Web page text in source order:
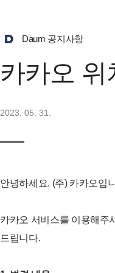
Daum 공지사항
카카오 위
2023. 05. 31.
안녕하세요. (주) 카카오입
카카오 서비스를 이용해주
드립니다.